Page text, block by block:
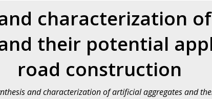
characterization
their potential
road construction
and characterization of artificial aggregates and